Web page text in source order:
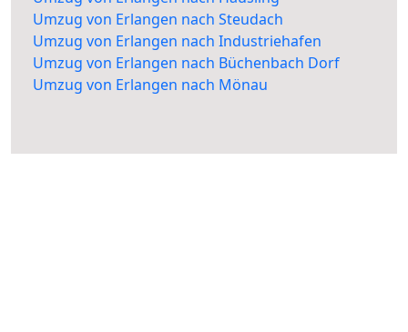
Umzug von Erlangen nach Steudach
Umzug von Erlangen nach Industriehafen
Umzug von Erlangen nach Büchenbach Dorf
Umzug von Erlangen nach Mönau